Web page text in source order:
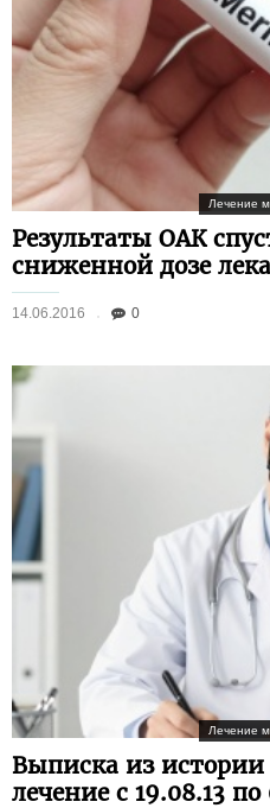
Лечение
Результаты ОАК
сниженной дозе
14.06.2016 0
Лечение
Выписка из
лечение с 19.08.13 по